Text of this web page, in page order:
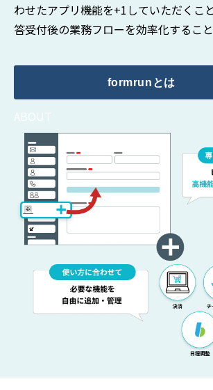
わせたアプリ機能を+1していただくこ
答受付後の業務フローを効率化すること
formrunとは
ABOUT